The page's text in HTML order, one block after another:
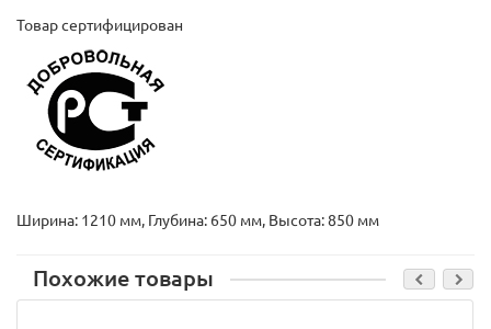
Товар сертифицирован
Ширина: 1210 мм, Глубина: 650 мм, Высота: 850 мм
Похожие товары